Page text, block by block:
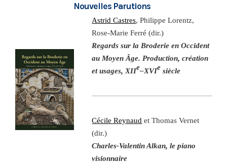
Nouvelles Parutions
Astrid Castres, Philippe Lorentz,
Rose-Marie Ferré (dir.)
Regards sur la Broderie en Occident
au Moyen Âge. Production, création
et usages, XIIe–XVIe siècle
Cécile Reynaud et Thomas Vernet
(dir.)
Charles-Valentin Alkan, le piano
visionnaire